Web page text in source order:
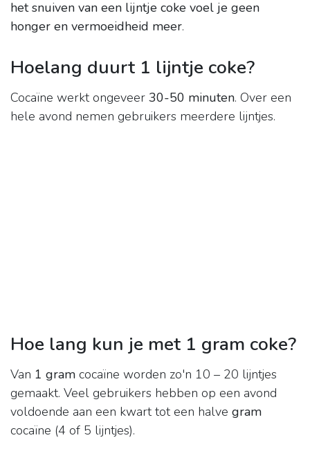
het snuiven van een lijntje coke voel je geen
honger en vermoeidheid meer.
Hoelang duurt 1 lijntje coke?
Cocaïne werkt ongeveer 30-50 minuten. Over een
hele avond nemen gebruikers meerdere lijntjes.
Hoe lang kun je met 1 gram coke?
Van 1 gram cocaïne worden zo'n 10 – 20 lijntjes
gemaakt. Veel gebruikers hebben op een avond
voldoende aan een kwart tot een halve gram
cocaïne (4 of 5 lijntjes).